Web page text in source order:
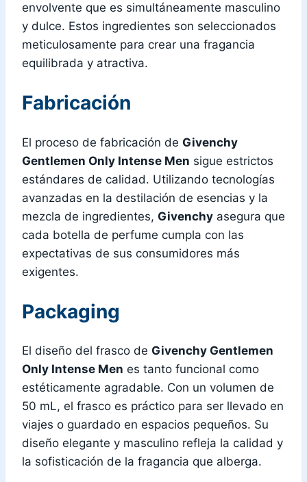
envolvente que es simultáneamente masculino
y dulce. Estos ingredientes son seleccionados
meticulosamente para crear una fragancia
equilibrada y atractiva.
Fabricación
El proceso de fabricación de Givenchy
Gentlemen Only Intense Men sigue estrictos
estándares de calidad. Utilizando tecnologías
avanzadas en la destilación de esencias y la
mezcla de ingredientes, Givenchy asegura que
cada botella de perfume cumpla con las
expectativas de sus consumidores más
exigentes.
Packaging
El diseño del frasco de Givenchy Gentlemen
Only Intense Men es tanto funcional como
estéticamente agradable. Con un volumen de
50 mL, el frasco es práctico para ser llevado en
viajes o guardado en espacios pequeños. Su
diseño elegante y masculino refleja la calidad y
la sofisticación de la fragancia que alberga.